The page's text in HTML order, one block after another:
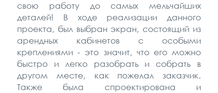
свою работу до самых мельчайших
деталей! В ходе реализации данного
проекта, был выбран экран, состоящий из
арендных кабинетов с особыми
креплениями - это значит, что его можно
быстро и легко разобрать и собрать в
другом месте, как пожелал заказчик.
Также была спроектирована и